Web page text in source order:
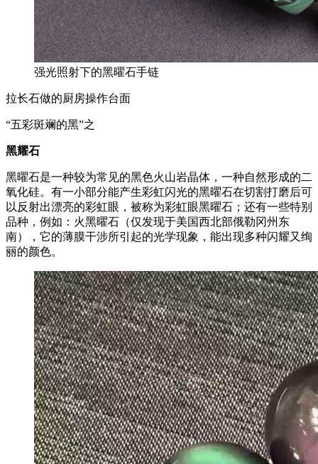
强光照射下的黑曜石手链
拉长石做的厨房操作台面
“五彩斑斓的黑”之
黑耀石
黑曜石是一种较为常见的黑色火山岩晶体，一种自然形成的二
氧化硅。有一小部分能产生彩虹闪光的黑曜石在切割打磨后可
以反射出漂亮的彩虹眼，被称为彩虹眼黑曜石；还有一些特别
品种，例如：火黑曜石（仅发现于美国西北部俄勒冈州东
南），它的薄膜干涉所引起的光学现象，能出现多种闪耀又绚
丽的颜色。